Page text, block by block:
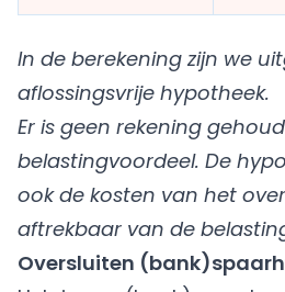
In de berekening zijn we
aflossingsvrije hypotheek.
Er is geen rekening
belastingvoordeel. De
ook de kosten van het
aftrekbaar van de
Oversluiten